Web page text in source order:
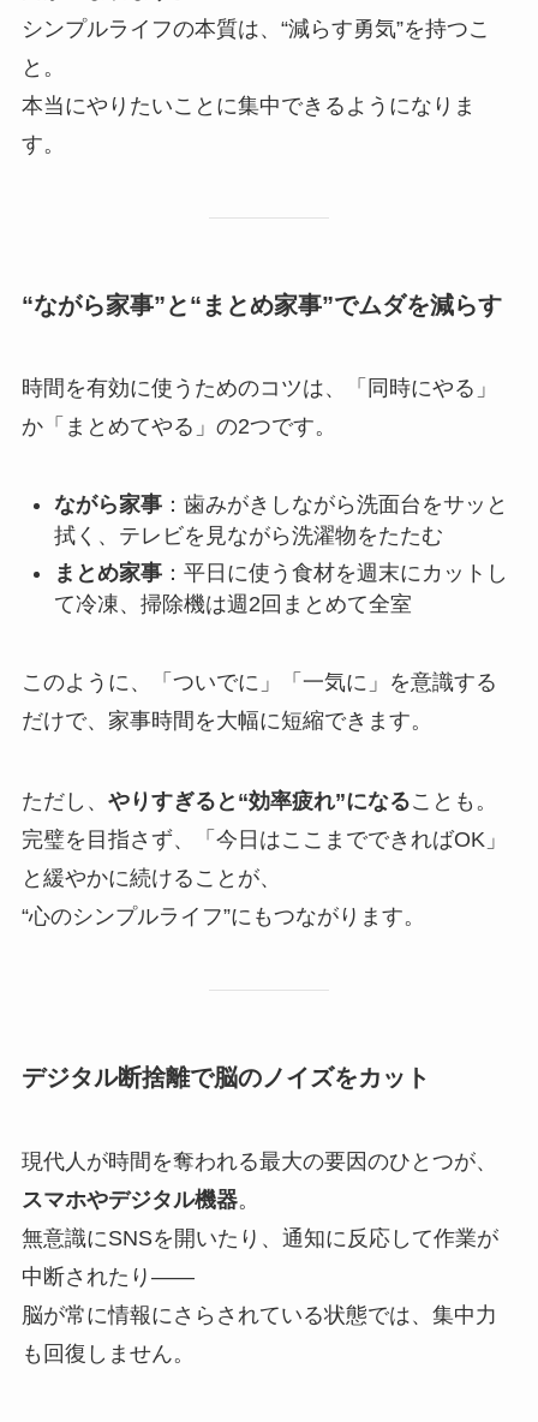
シンプルライフの本質は、“減らす勇気”を持つこ
と。
本当にやりたいことに集中できるようになりま
す。
“ながら家事”と“まとめ家事”でムダを減らす
時間を有効に使うためのコツは、「同時にやる」
か「まとめてやる」の2つです。
ながら家事：歯みがきしながら洗面台をサッと
拭く、テレビを見ながら洗濯物をたたむ
まとめ家事：平日に使う食材を週末にカットし
て冷凍、掃除機は週2回まとめて全室
このように、「ついでに」「一気に」を意識する
だけで、家事時間を大幅に短縮できます。
ただし、 やりすぎると“効率疲れ”になることも。
完璧を目指さず、「今日はここまでできればOK」
と緩やかに続けることが、
“心のシンプルライフ”にもつながります。
デジタル断捨離で脳のノイズをカット
現代人が時間を奪われる最大の要因のひとつが、
スマホやデジタル機器。
無意識にSNSを開いたり、通知に反応して作業が
中断されたり——
脳が常に情報にさらされている状態では、集中力
も回復しません。